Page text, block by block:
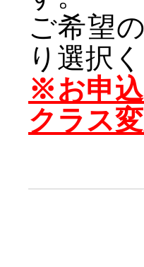
ご希望
り選択
※お申
クラス